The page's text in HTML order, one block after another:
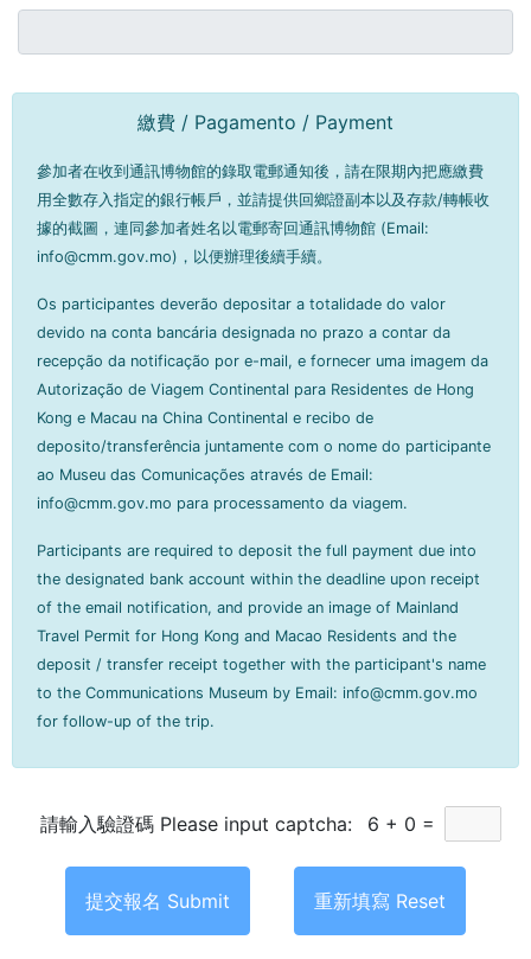
繳費 / Pagamento / Payment
參加者在收到通訊博物館的錄取電郵通知後，請在限期內把應繳費
用全數存入指定的銀行帳戶，並請提供回鄉證副本以及存款/轉帳收
據的截圖，連同參加者姓名以電郵寄回通訊博物館 (Email:
info@cmm.gov.mo)，以便辦理後續手續。
Os participantes deverão depositar a totalidade do valor
devido na conta bancária designada no prazo a contar da
recepção da notificação por e-mail, e fornecer uma imagem da
Autorização de Viagem Continental para Residentes de Hong
Kong e Macau na China Continental e recibo de
deposito/transferência juntamente com o nome do participante
ao Museu das Comunicações através de Email:
info@cmm.gov.mo para processamento da viagem.
Participants are required to deposit the full payment due into
the designated bank account within the deadline upon receipt
of the email notification, and provide an image of Mainland
Travel Permit for Hong Kong and Macao Residents and the
deposit / transfer receipt together with the participant's name
to the Communications Museum by Email: info@cmm.gov.mo
for follow-up of the trip.
請輸入驗證碼 Please input captcha: 6 + 0 =